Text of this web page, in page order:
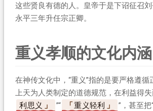
这些贤良有德的人。皇帝于是下诏征召刘
永平三年升任宗正卿。
重义孝顺的文化内涵
在神传文化中，“重义”指的是要严格遵循
上天为人类制定的道德规范，在利益得
利思义
”“ 重义轻利
”，甚至